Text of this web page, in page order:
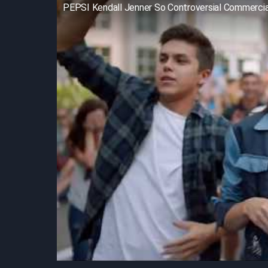
PEPSI Kendall Jenner So Controversial